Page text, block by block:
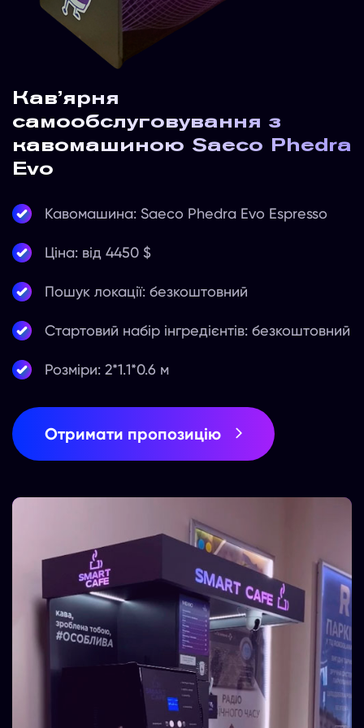
Кав’ярня
самообслуговування з
кавомашиною Saeco Phedra
Evo
Кавомашина: Saeco Phedra Evo Espresso
Ціна: від 4450 $
Пошук локації: безкоштовний
Стартовий набір інгредієнтів: безкоштовний
Розміри: 2*1.1*0.6 м
Отримати пропозицію